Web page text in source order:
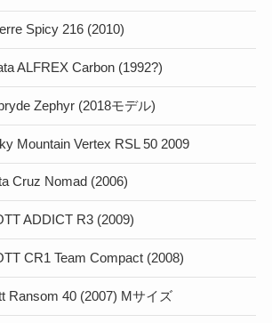
Spicy 216 (2010)
ALFREX Carbon (1992?)
Zephyr (2018モデル)
Mountain Vertex RSL 50 2009
Cruz Nomad (2006)
ADDICT R3 (2009)
CR1 Team Compact (2008)
Ransom 40 (2007) Mサイズ